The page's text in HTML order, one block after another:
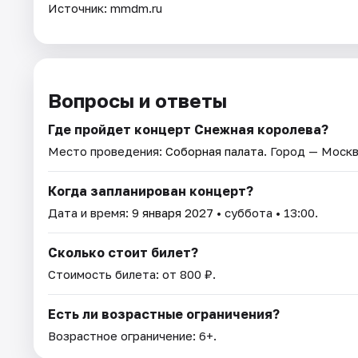
Источник: mmdm.ru
Вопросы и ответы
Где пройдет концерт Снежная королева?
Место проведения: Соборная палата. Город —
Когда запланирован концерт?
Дата и время: 9 января 2027 • суббота • 13:00.
Сколько стоит билет?
Стоимость билета: от 800 ₽.
Есть ли возрастные ограничения?
Возрастное ограничение: 6+.